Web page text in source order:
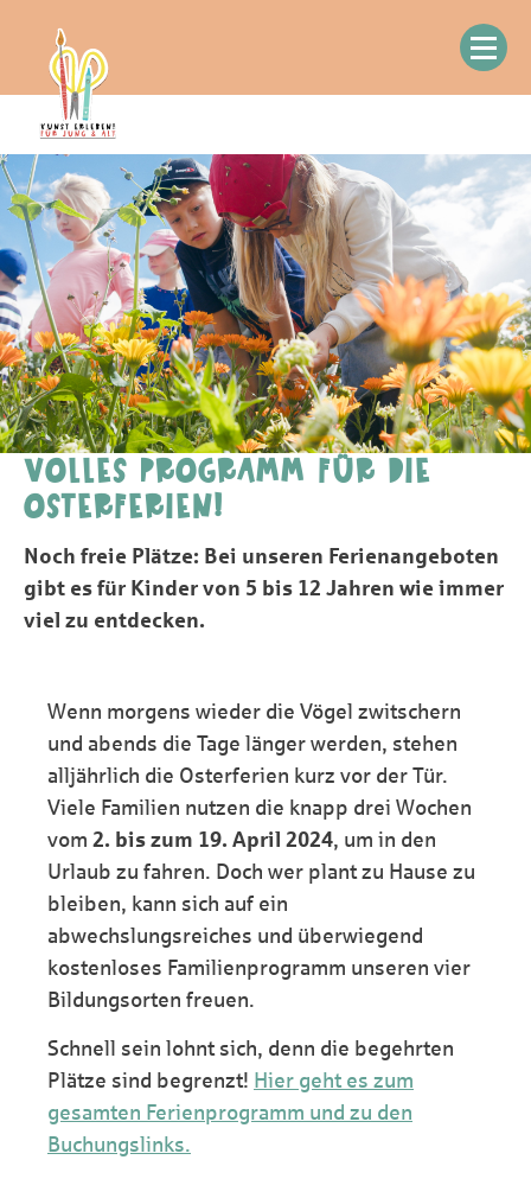
VOLLES PROGRAMM FÜR DIE
OSTERFERIEN!
Noch freie Plätze: Bei unseren Ferienangeboten
gibt es für Kinder von 5 bis 12 Jahren wie immer
viel zu entdecken.
Wenn morgens wieder die Vögel zwitschern
und abends die Tage länger werden, stehen
alljährlich die Osterferien kurz vor der Tür.
Viele Familien nutzen die knapp drei Wochen
vom 2. bis zum 19. April 2024, um in den
Urlaub zu fahren. Doch wer plant zu Hause zu
bleiben, kann sich auf ein
abwechslungsreiches und überwiegend
kostenloses Familienprogramm unseren vier
Bildungsorten freuen.
Schnell sein lohnt sich, denn die begehrten
Plätze sind begrenzt! Hier geht es zum
gesamten Ferienprogramm und zu den
Buchungslinks.